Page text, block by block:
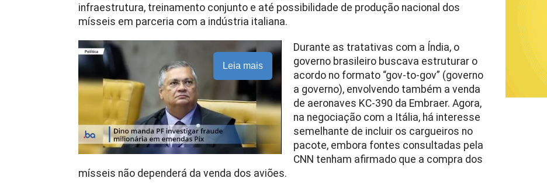
infraestrutura, treinamento conjunto e até possibilidade de produção nacional dos
mísseis em parceria com a indústria italiana.
Leia mais
Durante as tratativas com a Índia, o
governo brasileiro buscava estruturar o
acordo no formato “gov-to-gov” (governo
a governo), envolvendo também a venda
de aeronaves KC-390 da Embraer. Agora,
na negociação com a Itália, há interesse
semelhante de incluir os cargueiros no
pacote, embora fontes consultadas pela
CNN tenham afirmado que a compra dos
mísseis não dependerá da venda dos aviões.